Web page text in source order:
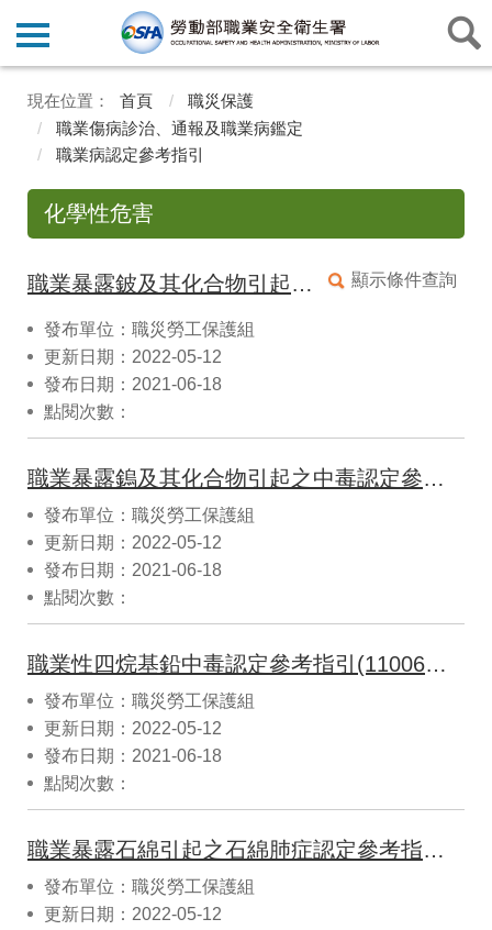
首頁
職災保護
職業傷病診治、通報及職業病鑑定
職業病認定參考指引
化學性危害
顯示條件查詢
職業暴露鈹及其化合物引起之中毒認定參考指引(11006修正)
發布單位：職災勞工保護組
更新日期：2022-05-12
發布日期：2021-06-18
點閱次數：
職業暴露鎢及其化合物引起之中毒認定參考指引(11006修正)
發布單位：職災勞工保護組
更新日期：2022-05-12
發布日期：2021-06-18
點閱次數：
職業性四烷基鉛中毒認定參考指引(11006修正)
發布單位：職災勞工保護組
更新日期：2022-05-12
發布日期：2021-06-18
點閱次數：
職業暴露石綿引起之石綿肺症認定參考指引(11006修正)
發布單位：職災勞工保護組
更新日期：2022-05-12